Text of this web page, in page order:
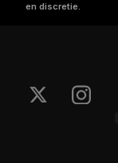
en discretie.